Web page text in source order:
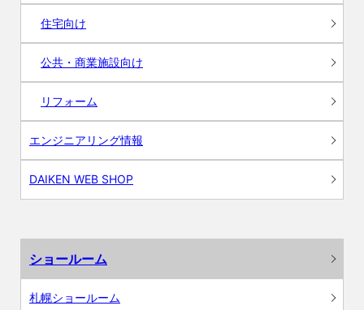
住宅向け
公共・商業施設向け
リフォーム
エンジニアリング情報
DAIKEN WEB SHOP
ショールーム
札幌ショールーム